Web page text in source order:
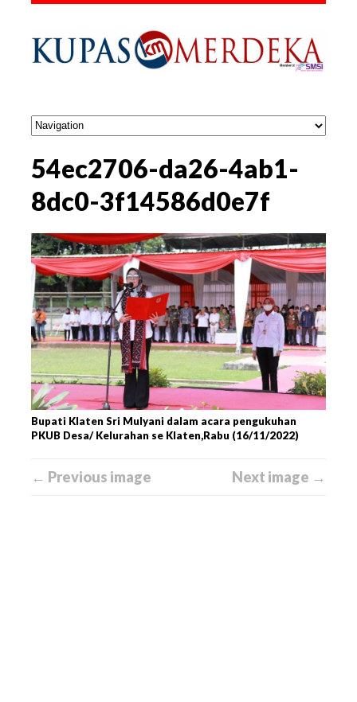
54ec2706-da26-4ab1-
8dc0-3f14586d0e7f
Bupati Klaten Sri Mulyani dalam acara pengukuhan
PKUB Desa/ Kelurahan se Klaten,Rabu (16/11/2022)
← Previous image Next image →